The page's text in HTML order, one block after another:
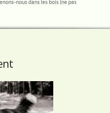
nous dans les bois (ne pas